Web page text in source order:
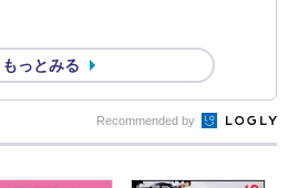
もっとみる
Recommended by